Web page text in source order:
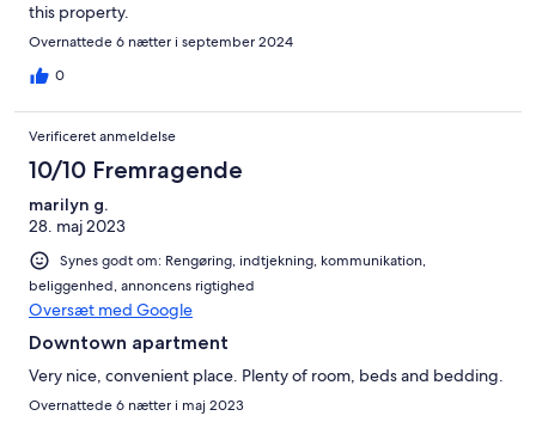
this property.
Overnattede 6 nætter i september 2024
0
Verificeret anmeldelse
10/10 Fremragende
marilyn g.
28. maj 2023
Synes godt om: Rengøring, indtjekning, kommunikation,
beliggenhed, annoncens rigtighed
Oversæt med Google
Downtown apartment
Very nice, convenient place. Plenty of room, beds and bedding.
Overnattede 6 nætter i maj 2023